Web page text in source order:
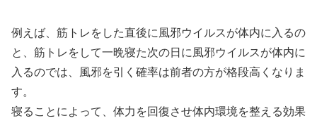
例えば、筋トレをした直後に風邪ウイルスが体内に入るの
と、筋トレをして一晩寝た次の日に風邪ウイルスが体内に
入るのでは、風邪を引く確率は前者の方が格段高くなりま
す。
寝ることによって、体力を回復させ体内環境を整える効果